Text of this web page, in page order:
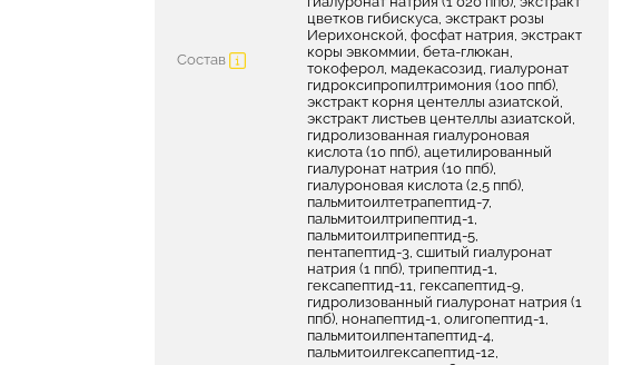
Состав
цветков гибискуса, экстракт розы
Иерихонской, фосфат натрия, экстракт
коры эвкоммии, бета-глюкан,
токоферол, мадекасозид, гиалуронат
гидроксипропилтримония (100 ппб),
экстракт корня центеллы азиатской,
экстракт листьев центеллы азиатской,
гидролизованная гиалуроновая
кислота (10 ппб), ацетилированный
гиалуронат натрия (10 ппб),
гиалуроновая кислота (2,5 ппб),
пальмитоилтетрапептид-7,
пальмитоилтрипептид-1,
пальмитоилтрипептид-5,
пентапептид-3, сшитый гиалуронат
натрия (1 ппб), трипептид-1,
гексапептид-11, гексапептид-9,
гидролизованный гиалуронат натрия (1
ппб), нонапептид-1, олигопептид-1,
пальмитоилпентапептид-4,
пальмитоилгексапептид-12,